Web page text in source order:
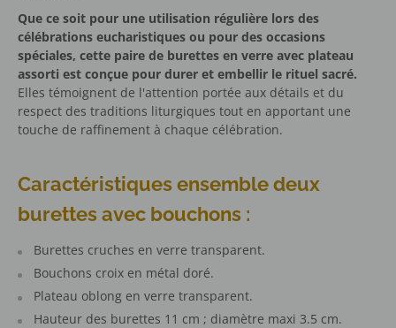
Que ce soit pour une utilisation régulière lors des
célébrations eucharistiques ou pour des occasions
spéciales, cette paire de burettes en verre avec plateau
assorti est conçue pour durer et embellir le rituel sacré.
Elles témoignent de l'attention portée aux détails et du
respect des traditions liturgiques tout en apportant une
touche de raffinement à chaque célébration.
Caractéristiques ensemble deux
burettes avec bouchons :
Burettes cruches en verre transparent.
Bouchons croix en métal doré.
Plateau oblong en verre transparent.
Hauteur des burettes 11 cm ; diamètre maxi 3.5 cm.